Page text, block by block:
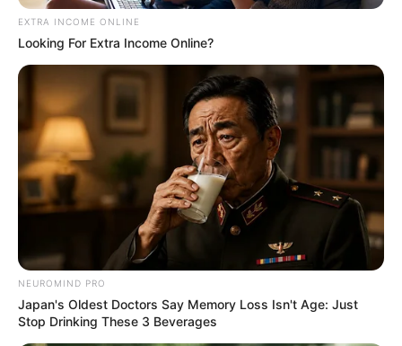
Pronostic Quinté en 6 chevaux
2 CELESTIN
14 LETTY’S MARVEL
9 AMBOISE
EXTRA INCOME ONLINE
Looking For Extra Income Online?
NEUROMIND PRO
Japan's Oldest Doctors Say Memory Loss Isn't Age: Just
Stop Drinking These 3 Beverages